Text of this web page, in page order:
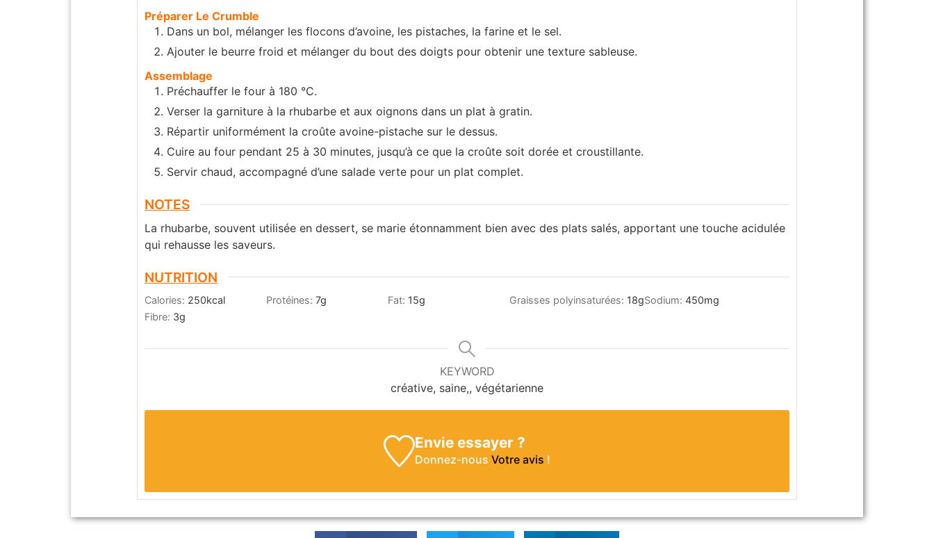
Préparer Le Crumble
Dans un bol, mélanger les flocons d’avoine, les pistaches, la farine et le sel.
Ajouter le beurre froid et mélanger du bout des doigts pour obtenir une texture sableuse.
Assemblage
Préchauffer le four à 180 °C.
Verser la garniture à la rhubarbe et aux oignons dans un plat à gratin.
Répartir uniformément la croûte avoine-pistache sur le dessus.​
Cuire au four pendant 25 à 30 minutes, jusqu’à ce que la croûte soit dorée et croustillante.​
Servir chaud, accompagné d’une salade verte pour un plat complet.
NOTES
La rhubarbe, souvent utilisée en dessert, se marie étonnamment bien avec des plats salés, apportant une touche acidulée
qui rehausse les saveurs.
NUTRITION
Calories: 250kcal Protéines: 7g Fat: 15g Graisses polyinsaturées: 18gSodium: 450mg
Fibre: 3g
KEYWORD
créative, saine,, végétarienne
Envie essayer ?
Donnez-nousVotre avis !